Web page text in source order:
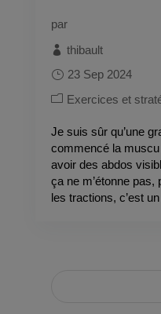
par
thibault
23 Sep 2024
Exercices et
Je suis sûr qu’une
commencé la
avoir des abdos
ça ne m’étonne pas,
les tractions, c’est